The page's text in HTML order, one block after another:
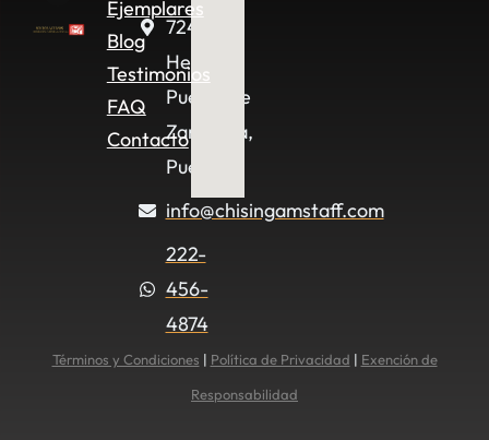
Ejemplares
Blog
Testimonios
FAQ
Contacto
72490
Heroica
Puebla de
Zaragoza,
Pue.
info@chisingamstaff.com
222-
456-
4874
Términos y Condiciones | Política de Privacidad | Exención de
Responsabilidad